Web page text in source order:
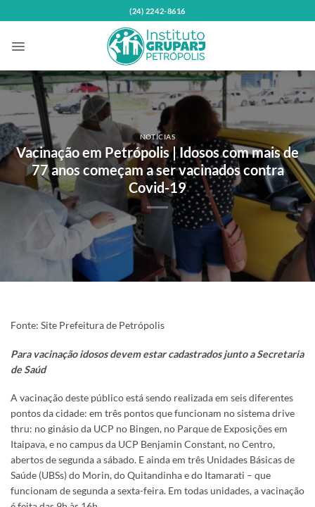
to
(24) 2242-8616
NOTÍCIAS
Vacinação em Petrópolis | Idosos com mais de
77 anos começam a ser vacinados contra
Covid-19
Fonte: Site Prefeitura de Petrópolis
Para vacinação idosos devem estar cadastrados junto a Secretaria
de Saúd
A vacinação deste público está sendo realizada em seis diferentes
pontos da cidade: em três pontos que funcionam no sistema drive
thru: no ginásio da UCP no Bingen, no Parque de Exposições em
Itaipava, e no campus da UCP Benjamin Constant, no Centro,
abertos de segunda a sábado. E ainda em três Unidades Básicas de
Saúde (UBSs) do Morin, do Quitandinha e do Itamarati – que
funcionam de segunda a sexta-feira. Em todas unidades, a vacinação